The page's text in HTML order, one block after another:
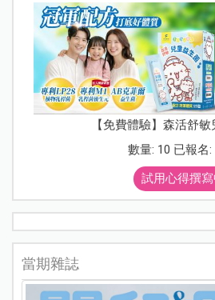
【免費體驗】森活舒
數量: 10 已報名:
試用心得撰寫
當期雜誌